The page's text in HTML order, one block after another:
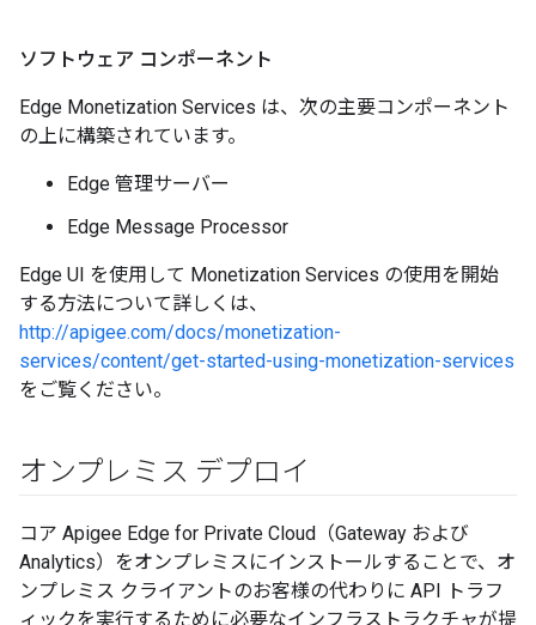
ソフトウェア コンポーネント
Edge Monetization Services は、次の主要コンポーネント
の上に構築されています。
Edge 管理サーバー
Edge Message Processor
Edge UI を使用して Monetization Services の使用を開始
する方法について詳しくは、
http://apigee.com/docs/monetization-
services/content/get-started-using-monetization-services
をご覧ください。
オンプレミス デプロイ
コア Apigee Edge for Private Cloud（Gateway および
Analytics）をオンプレミスにインストールすることで、オ
ンプレミス クライアントのお客様の代わりに API トラフ
ィックを実行するために必要なインフラストラクチャが提